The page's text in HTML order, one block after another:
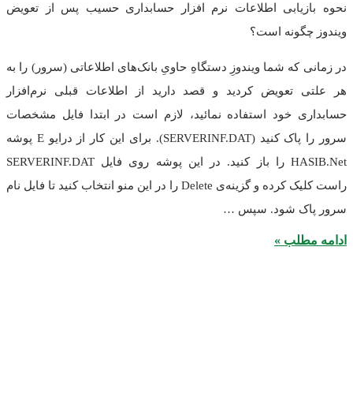
اطلاعات نرم افزار حسابداری حسیب پس از تعویض
است؟
که شما ویندوزِ دستگاهِ حاویِ بانک‌های اطلاعاتی (سرور) را به
تعویض کردید و قصد دارید از اطلاعات قبلی نرم‌افزار
خود استفاده نمائید، لازم است در ابتدا فایل مشخصات
سرور را پاک کنید (SERVERINF.DAT). برای این کار از درایو E پوشه
HASIB.Net را باز کنید. در این پوشه روی فایل SERVERINF.DAT
راست کلیک کرده و گزینه‌ی Delete را در این منو انتخاب کنید تا فایل نام
شود. سپس …
»